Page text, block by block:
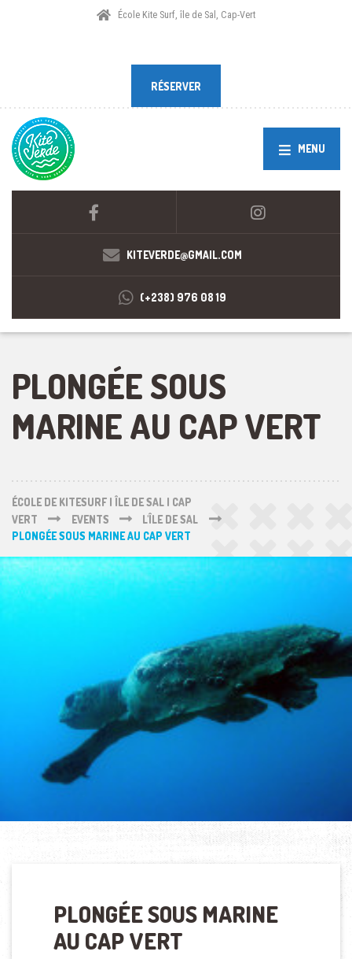
École Kite Surf, île de Sal, Cap-Vert
RÉSERVER
MENU
KITEVERDE@GMAIL.COM
(+238) 976 08 19
PLONGÉE SOUS
MARINE AU CAP VERT
ÉCOLE DE KITESURF | ÎLE DE SAL | CAP
VERT
EVENTS
L'ÎLE DE SAL
PLONGÉE SOUS MARINE AU CAP VERT
PLONGÉE SOUS MARINE
AU CAP VERT